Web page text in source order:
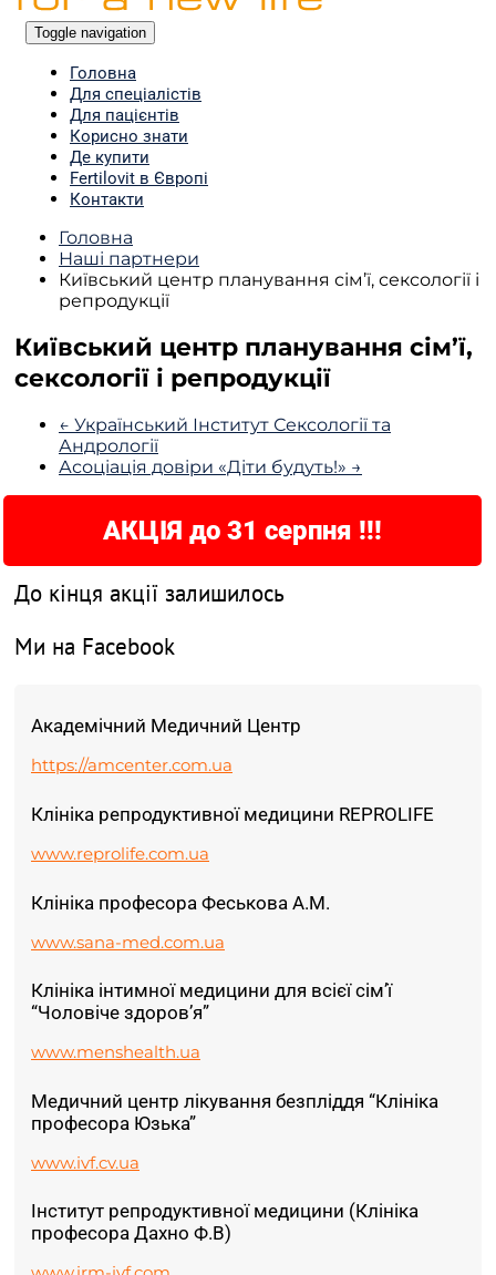
Toggle navigation
Головна
Для спеціалістів
Для пацієнтів
Корисно знати
Де купити
Fertilovit в Європі
Контакти
Головна
Наші партнери
Київський центр планування сім’ї, сексології і
репродукції
Київський центр планування сім’ї,
сексології і репродукції
← Український Інститут Сексології та
Андрології
Асоціація довіри «Діти будуть!» →
АКЦІЯ до 31 серпня !!!
До кінця акції залишилось
Ми на Facebook
Академічний Медичний Центр
https://amcenter.com.ua
Клініка репродуктивної медицини REPROLIFE
www.reprolife.com.ua
Клініка професора Феськова А.М.
www.sana-med.com.ua
Клініка інтимної медицини для всієї сім’ї
“Чоловіче здоров’я”
www.menshealth.ua
Медичний центр лікування безпліддя “Клініка
професора Юзька”
www.ivf.cv.ua
Інститут репродуктивної медицини (Клініка
професора Дахно Ф.В)